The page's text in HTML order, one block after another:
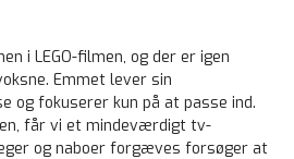
i LEGO-filmen, og der er igen
Emmet lever sin
og fokuserer kun på at passe ind.
får vi et mindeværdigt tv-
og naboer forgæves forsøger at